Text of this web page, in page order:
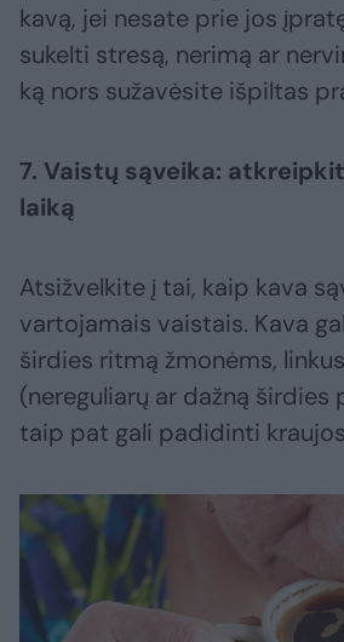
kavą, jei nesate prie jos
sukelti stresą, nerimą ar
ką nors sužavėsite išpiltas
7. Vaistų sąveika:
laiką
Atsižvelkite į tai, kaip kava
vartojamais vaistais. Kava
širdies ritmą žmonėms,
(nereguliarų ar dažną širdies
taip pat gali padidinti